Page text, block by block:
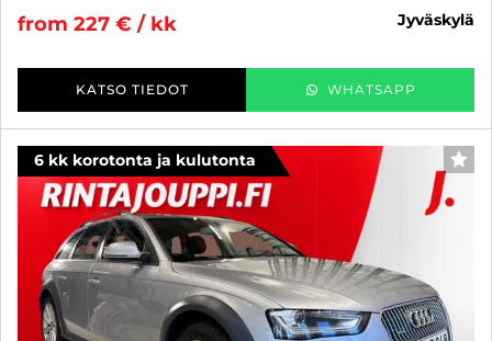
from 227 € / kk
jyväskylä
KATSO TIEDOT WHATSAPP
6 kk korotonta ja kulutonta